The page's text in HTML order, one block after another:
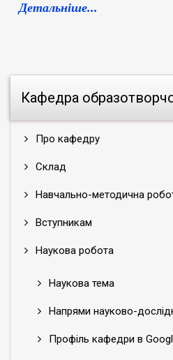
Кафедра
Про кафедру
Склад
Навчально-методична
Вступникам
Наукова робота
Наукова тема
Напрями науково-
Профіль кафедри в
Детальніше...